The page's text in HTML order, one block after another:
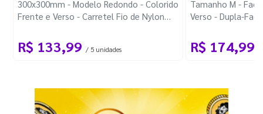
300x300mm - Modelo Redondo - Colorido
Frente e Verso - Carretel Fio de Nylon
R$ 133,99 / 5 unidades
Tamanho M -
Verso - Dupla-
R$ 174,99